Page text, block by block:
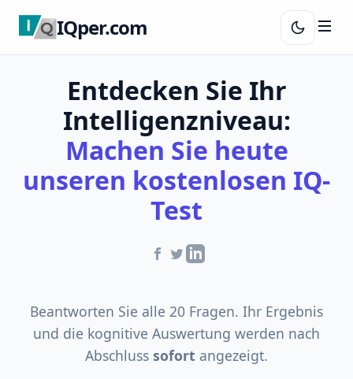
IQper.com
Entdecken Sie Ihr
Intelligenzniveau:
Machen Sie heute
unseren kostenlosen IQ-
Test
Beantworten Sie alle 20 Fragen. Ihr Ergebnis
und die kognitive Auswertung werden nach
Abschluss sofort angezeigt.